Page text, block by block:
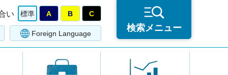
い 標準 A B C
Foreign Language
検索メニュー